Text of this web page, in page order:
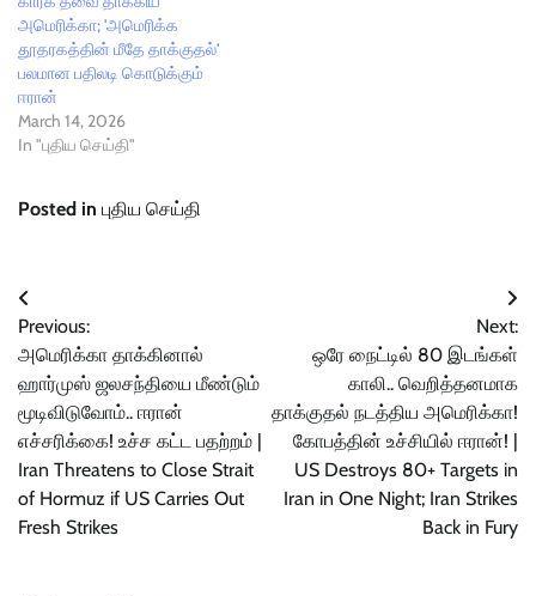
அமெரிக்கா; 'அமெரிக்க
தூதரகத்தின் மீதே தாக்குதல்'
பலமான பதிலடி கொடுக்கும்
ஈரான்
March 14, 2026
In "புதிய செய்தி"
Posted in புதிய செய்தி
Post
navigation
Previous:
அமெரிக்கா தாக்கினால்
ஹார்முஸ் ஜலசந்தியை மீண்டும்
மூடிவிடுவோம்.. ஈரான்
எச்சரிக்கை! உச்ச கட்ட பதற்றம் |
Iran Threatens to Close Strait
of Hormuz if US Carries Out
Fresh Strikes
Next:
ஒரே நைட்டில் 80 இடங்கள்
காலி.. வெறித்தனமாக
தாக்குதல் நடத்திய அமெரிக்கா!
கோபத்தின் உச்சியில் ஈரான்! |
US Destroys 80+ Targets in
Iran in One Night; Iran Strikes
Back in Fury